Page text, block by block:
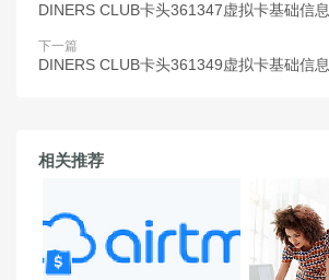
DINERS CLUB卡头361347虚拟卡基础信息
下一篇
DINERS CLUB卡头361349虚拟卡基础信息
相关推荐